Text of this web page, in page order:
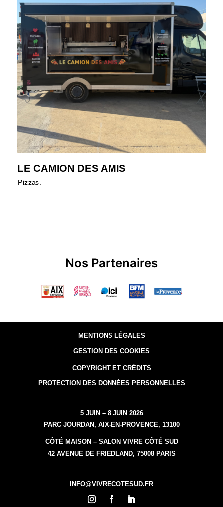
LE CAMION DES AMIS
Pizzas.
Nos Partenaires
MENTIONS LÉGALES
GESTION DES COOKIES
COPYRIGHT ET CRÉDITS
PROTECTION DES DONNÉES PERSONNELLES
5 JUIN – 8 JUIN 2026
PARC JOURDAN, AIX-EN-PROVENCE, 13100
CÔTÉ MAISON – SALON VIVRE CÔTÉ SUD
42 AVENUE DE FRIEDLAND, 75008 PARIS
INFO@VIVRECOTESUD.FR